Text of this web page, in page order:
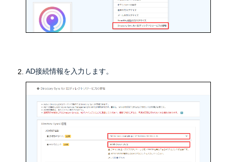
AD接続情報を入力します。